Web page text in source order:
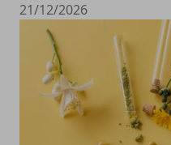
21/12/2026